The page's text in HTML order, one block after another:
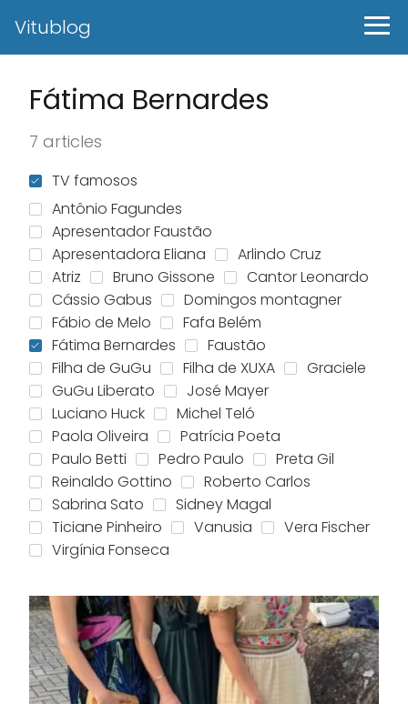
Vitublog
Fátima Bernardes
7 articles
TV famosos
Antônio Fagundes
Apresentador Faustão
Apresentadora Eliana
Arlindo Cruz
Atriz
Bruno Gissone
Cantor Leonardo
Cássio Gabus
Domingos montagner
Fábio de Melo
Fafa Belém
Fátima Bernardes
Faustão
Filha de GuGu
Filha de XUXA
Graciele
GuGu Liberato
José Mayer
Luciano Huck
Michel Teló
Paola Oliveira
Patrícia Poeta
Paulo Betti
Pedro Paulo
Preta Gil
Reinaldo Gottino
Roberto Carlos
Sabrina Sato
Sidney Magal
Ticiane Pinheiro
Vanusia
Vera Fischer
Virgínia Fonseca